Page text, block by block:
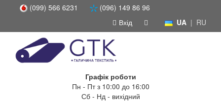
(099) 566 6231
(096) 149 86 96
UA | RU
Вхід
Графік роботи
Пн - Пт з 10:00 до 16:00
Сб - Нд - вихідний